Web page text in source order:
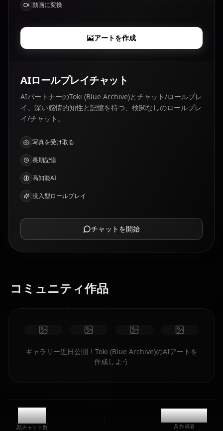
動画に変換
アートを作成
AIロールプレイチャット
AIパートナーのToki (Blue Archive)とチャット/ロールプレ
イ。深い感情的知性と記憶を持つ、検閲なしのロールプレ
イ/チャット。
写真を受け取る
長期記憶
高知能AI
没入型ロールプレイ
チャットを開始
コミュニティ作品
ギャラリー近日公開！Toki (Blue Archive)のAIアートを
作成しよう
9.7k
チャット数
@kanashi
作成者